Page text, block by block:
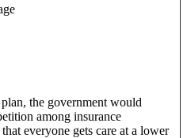
the government would
among insurance
everyone gets care at a lower